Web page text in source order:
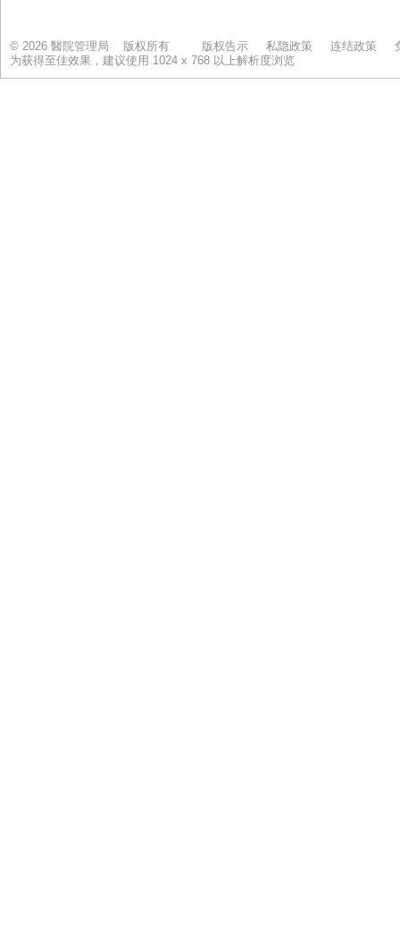
© 2026 醫院管理局 版权所有 版权告示 私隐政策 连结政策
为获得至佳效果，建议使用 1024 x 768 以上解析度浏览